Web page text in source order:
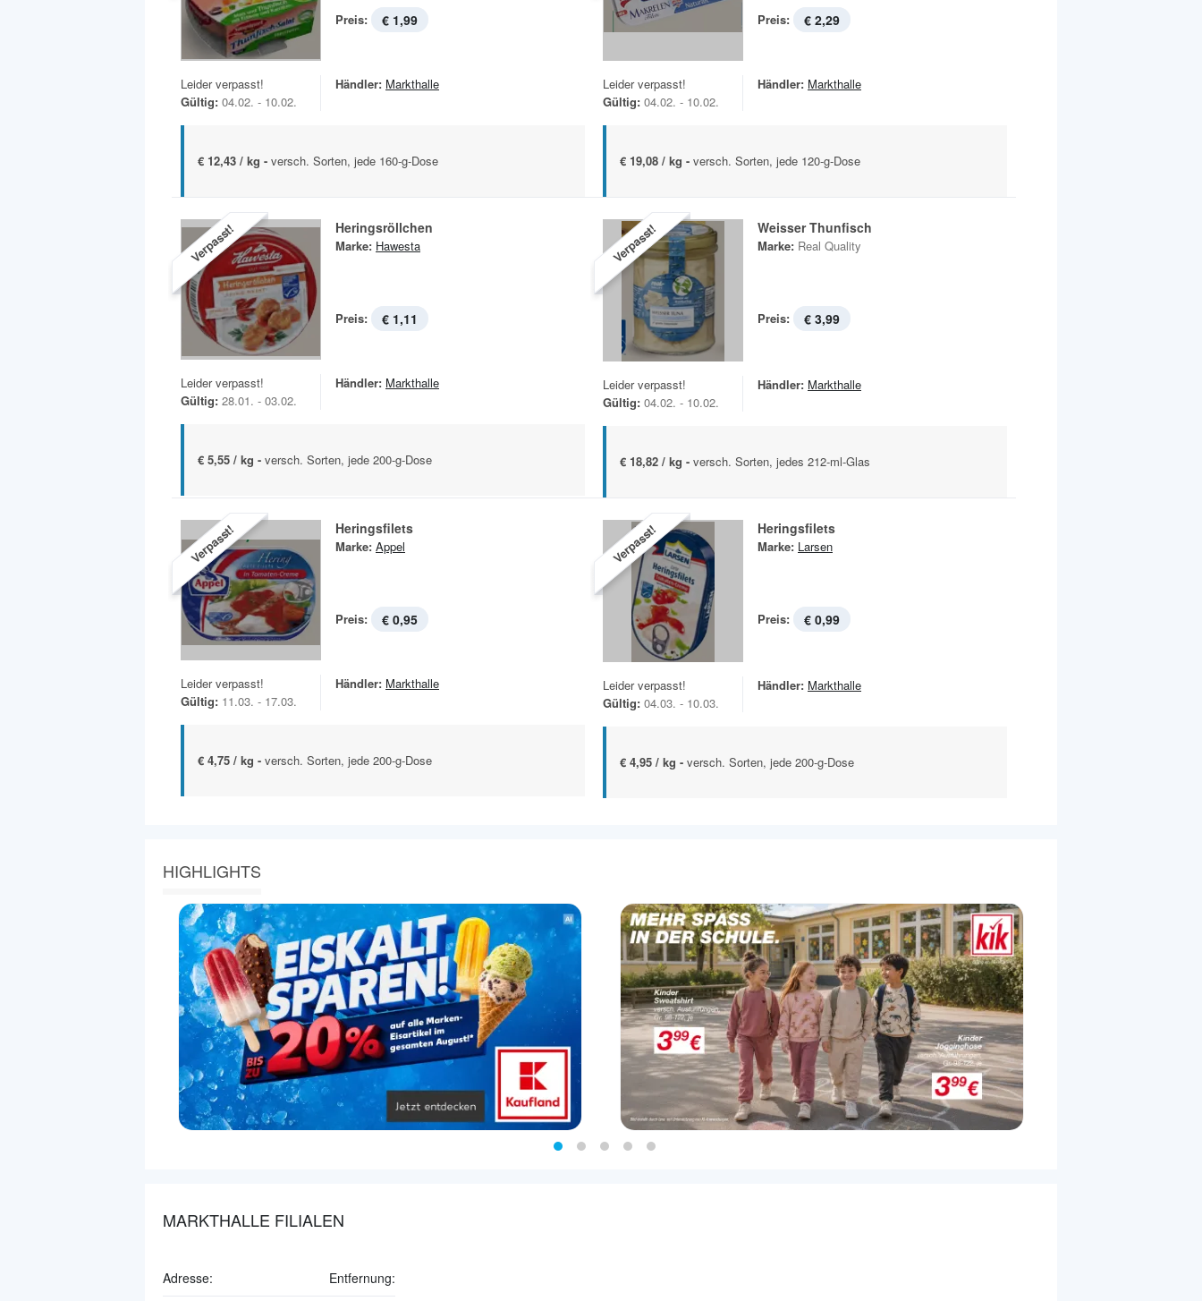
Preis: € 1,99
Leider verpasst!
Gültig: 04.02. - 10.02.
Händler: Markthalle
€ 12,43 / kg - versch. Sorten, jede 160-g-Dose
Preis: € 2,29
Leider verpasst!
Gültig: 04.02. - 10.02.
Händler: Markthalle
€ 19,08 / kg - versch. Sorten, jede 120-g-Dose
Verpasst! Heringsröllchen
Marke: Hawesta
Preis: € 1,11
Leider verpasst!
Gültig: 28.01. - 03.02.
Händler: Markthalle
€ 5,55 / kg - versch. Sorten, jede 200-g-Dose
Verpasst! Weisser Thunfisch
Marke: Real Quality
Preis: € 3,99
Leider verpasst!
Gültig: 04.02. - 10.02.
Händler: Markthalle
€ 18,82 / kg - versch. Sorten, jedes 212-ml-Glas
Verpasst! Heringsfilets
Marke: Appel
Preis: € 0,95
Leider verpasst!
Gültig: 11.03. - 17.03.
Händler: Markthalle
€ 4,75 / kg - versch. Sorten, jede 200-g-Dose
Verpasst! Heringsfilets
Marke: Larsen
Preis: € 0,99
Leider verpasst!
Gültig: 04.03. - 10.03.
Händler: Markthalle
€ 4,95 / kg - versch. Sorten, jede 200-g-Dose
HIGHLIGHTS
MARKTHALLE FILIALEN
Adresse: Entfernung: